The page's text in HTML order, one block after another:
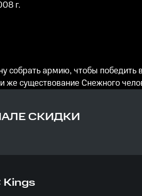
г.
армию, чтобы победить
же существование Снежного
СКИДКИ
Kings